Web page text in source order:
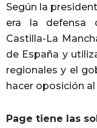
Según la
era la defensa
Castilla-La
de España y
regionales y el
hacer oposición al
Page tiene las